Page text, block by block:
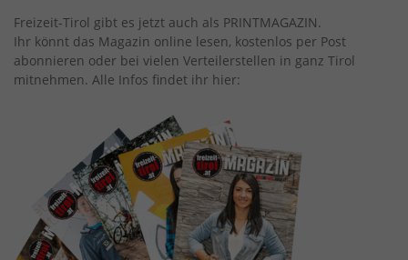
Freizeit-Tirol gibt es jetzt auch als PRINTMAGAZIN.
Ihr könnt das Magazin online lesen, kostenlos per Post
abonnieren oder bei vielen Verteilerstellen in ganz Tirol
mitnehmen. Alle Infos findet ihr hier: